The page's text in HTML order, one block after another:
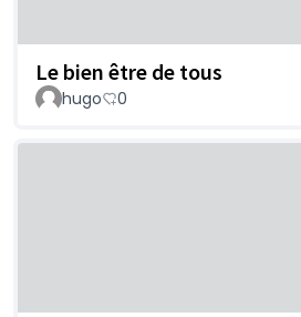
Le bien être de tous
hugo 0